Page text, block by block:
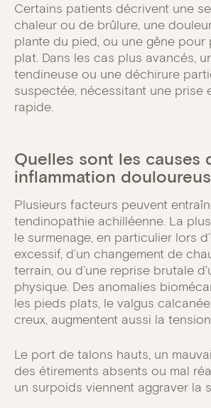
Certains patients décrivent une
chaleur ou de brûlure, une
plante du pied, ou une gêne pour
plat. Dans les cas plus avancés,
tendineuse ou une déchirure
suspectée, nécessitant une prise
rapide.
Quelles sont les causes
inflammation
Plusieurs facteurs peuvent
tendinopathie achilléenne. La
le surmenage, en particulier lors
excessif, d’un changement de
terrain, ou d’une reprise brutale
physique. Des anomalies
les pieds plats, le valgus
creux, augmentent aussi la
Le port de talons hauts, un
des étirements absents ou mal
un surpoids viennent aggraver la